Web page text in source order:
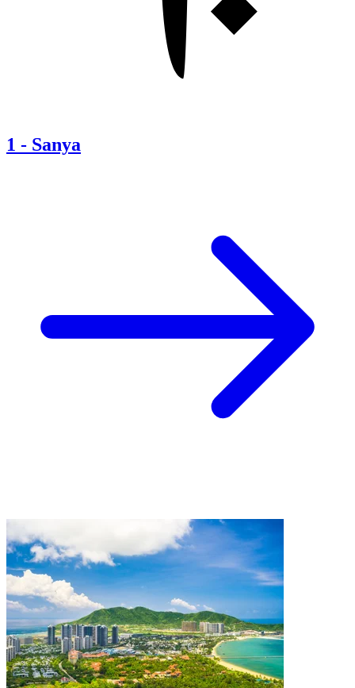
1 - Sanya